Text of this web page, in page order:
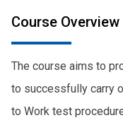
Course Overview
The course aims to
to successfully carry
to Work test